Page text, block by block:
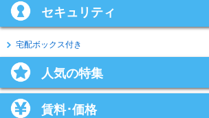
セキュリティ
宅配ボックス付き
人気の特集
賃料･価格